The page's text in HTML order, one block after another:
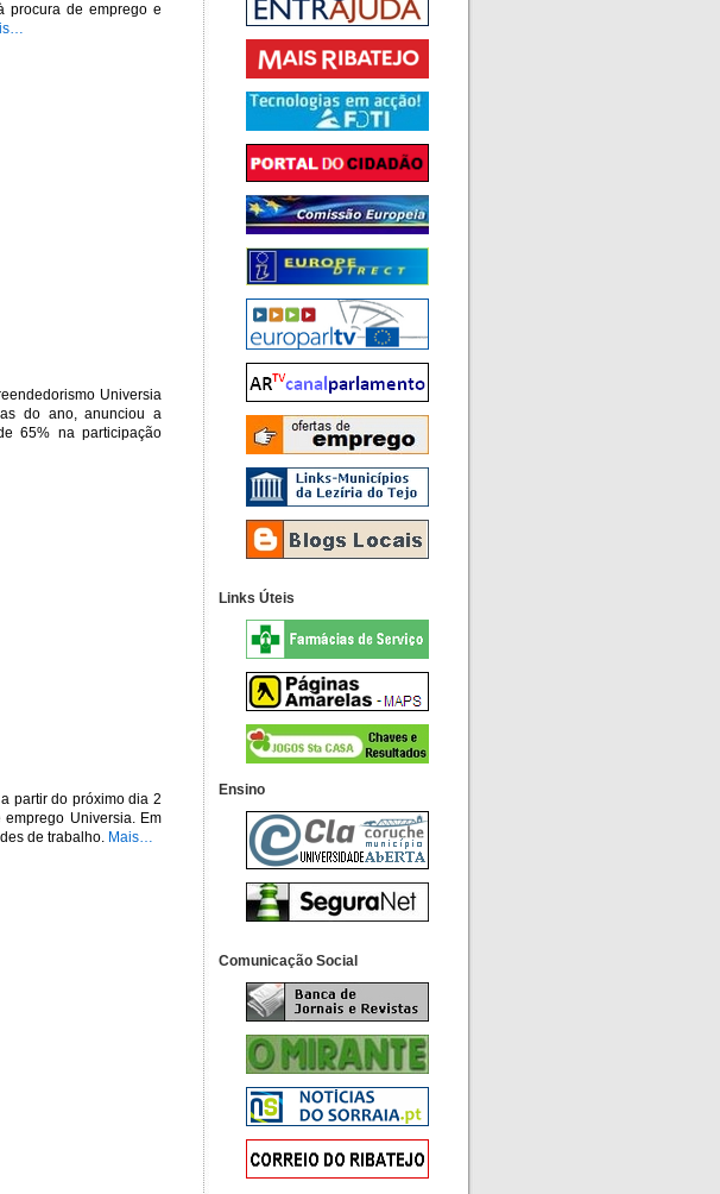
procura de emprego e
Universia
do ano, anunciou a
65% na participação
partir do próximo dia 2
Universia. Em
de trabalho. Mais…
Links Úteis
Ensino
Comunicação Social